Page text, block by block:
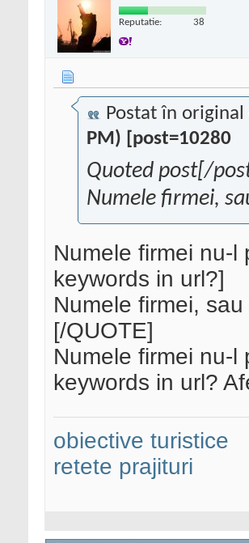
Reputatie: 38
Postat în original
PM) [post=10280
Quoted post[/
Numele firmei,
Numele firmei nu-
keywords in url?]
Numele firmei,
[/QUOTE]
Numele firmei nu-
keywords in url?
obiective turistice
retete prajituri